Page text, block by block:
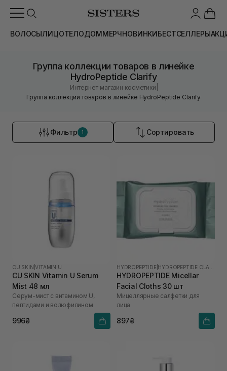
ВОЛОСЫЛИЦОТЕЛОДОММЕРЧНОВИНКИБЕСТСЕЛЛЕРЫ
Группа коллекции товаров в линейке
HydroPeptide Clarify
Интернет магазин косметики
Группа коллекции товаров в линейке HydroPeptide Clarify
Фильтр 1 Сортировать
CU SKIN |VITAMIN U
CU SKIN Vitamin U Serum
Mist 48 мл
Серум-мист с витамином U,
пептидами и волюфилином
996₴
HYDROPEPTIDE
HYDROPEPTIDE Micellar
Facial Cloths 30 шт
Мицеллярные салфетки для
лица
897₴